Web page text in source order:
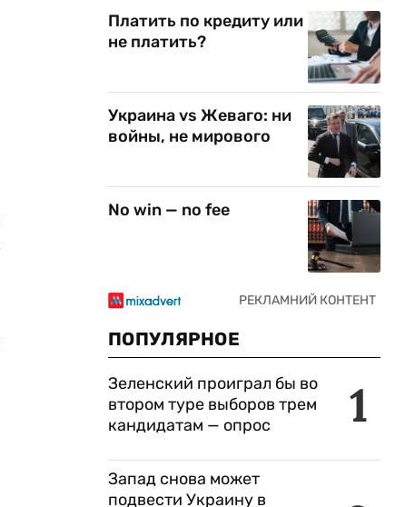
Платить по кредиту или
не платить?
Украина vs Жеваго: ни
войны, не мирового
No win — no fee
ПОПУЛЯРНОЕ
1
Зеленский проиграл бы во
втором туре выборов трем
кандидатам — опрос
Запад снова может
подвести Украину в